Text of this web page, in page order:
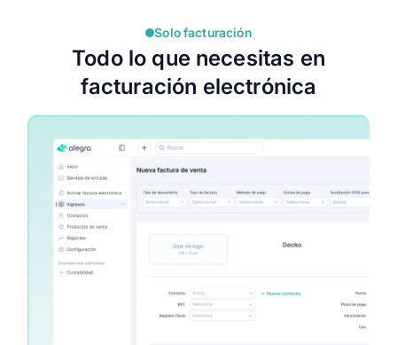
Solo facturación
Todo lo que necesitas en
facturación electrónica